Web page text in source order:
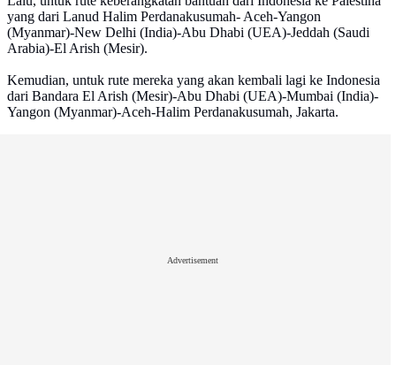
yang dari Lanud Halim Perdanakusumah- Aceh-Yangon
(Myanmar)-New Delhi (India)-Abu Dhabi (UEA)-Jeddah (Saudi
Arabia)-El Arish (Mesir).
Kemudian, untuk rute mereka yang akan kembali lagi ke Indonesia
dari Bandara El Arish (Mesir)-Abu Dhabi (UEA)-Mumbai (India)-
Yangon (Myanmar)-Aceh-Halim Perdanakusumah, Jakarta.
Advertisement